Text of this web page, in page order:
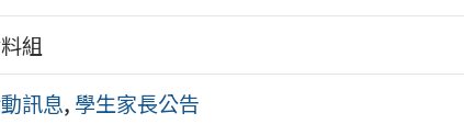
組
訊息, 學生家長公告